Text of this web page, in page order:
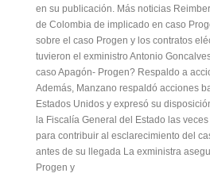
en su publicación. Más noticias
de Colombia de implicado en caso
sobre el caso Progen y los contratos
tuvieron el exministro Antonio
caso Apagón- Progen? Respaldo a
Además, Manzano respaldó acciones
Estados Unidos y expresó su
la Fiscalía General del Estado las
para contribuir al esclarecimiento del
antes de su llegada La exministra
Progen y